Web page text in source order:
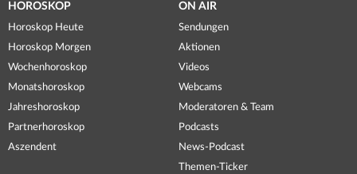
HOROSKOP
Horoskop Heute
Horoskop Morgen
Wochenhoroskop
Monatshoroskop
Jahreshoroskop
Partnerhoroskop
Aszendent
ON AIR
Sendungen
Aktionen
Videos
Webcams
Moderatoren & Team
Podcasts
News-Podcast
Themen-Ticker